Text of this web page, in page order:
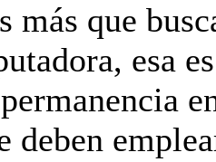
más que
esa
deben